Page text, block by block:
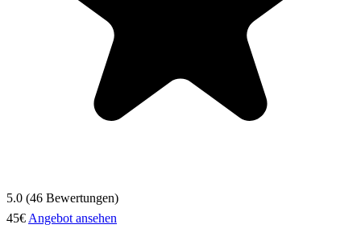
5.0 (46 Bewertungen)
45€ Angebot ansehen